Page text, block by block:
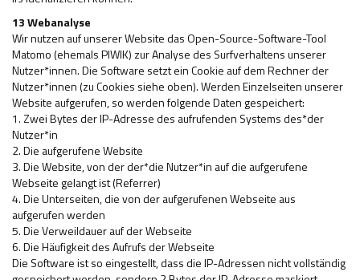
13 Webanalyse
Wir nutzen auf unserer Website das Open-Source-Software-Tool
Matomo (ehemals PIWIK) zur Analyse des Surfverhaltens unserer
Nutzer*innen. Die Software setzt ein Cookie auf dem Rechner der
Nutzer*innen (zu Cookies siehe oben). Werden Einzelseiten unserer
Website aufgerufen, so werden folgende Daten gespeichert:
1. Zwei Bytes der IP-Adresse des aufrufenden Systems des*der
Nutzer*in
2. Die aufgerufene Website
3. Die Website, von der der*die Nutzer*in auf die aufgerufene
Webseite gelangt ist (Referrer)
4. Die Unterseiten, die von der aufgerufenen Webseite aus
aufgerufen werden
5. Die Verweildauer auf der Webseite
6. Die Häufigkeit des Aufrufs der Webseite
Die Software ist so eingestellt, dass die IP-Adressen nicht vollständig